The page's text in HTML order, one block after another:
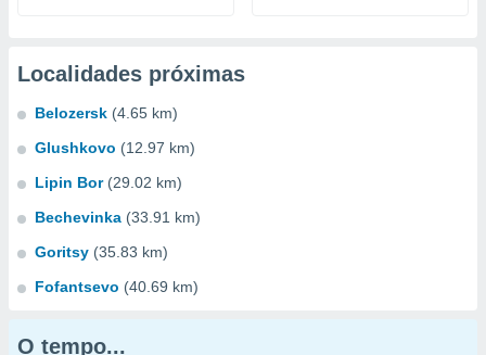
Localidades próximas
Belozersk (4.65 km)
Glushkovo (12.97 km)
Lipin Bor (29.02 km)
Bechevinka (33.91 km)
Goritsy (35.83 km)
Fofantsevo (40.69 km)
O tempo...